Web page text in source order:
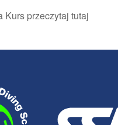
Kurs przeczytaj tutaj